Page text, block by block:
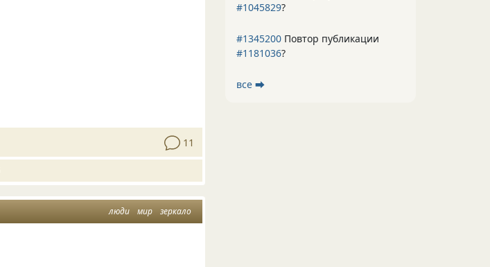
11
люди мир зеркало
#1045829?
#1345200 Повтор публикации
#1181036?
все ⮕